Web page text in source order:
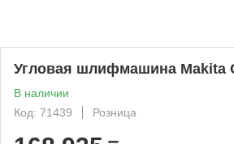
Угловая шлифмашина Makita
В наличии
Код: 71439
Розница